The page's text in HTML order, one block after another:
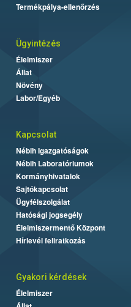
Termékpálya-ellenőrzés
Ügyintézés
Élelmiszer
Állat
Növény
Labor/Egyéb
Kapcsolat
Nébih Igazgatóságok
Nébih Laboratóriumok
Kormányhivatalok
Sajtókapcsolat
Ügyfélszolgálat
Hatósági jogsegély
Élelmiszermentő Központ
Hírlevél feliratkozás
Gyakori kérdések
Élelmiszer